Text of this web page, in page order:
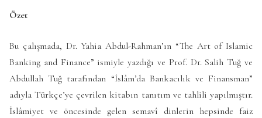
Özet
Bu çalışmada, Dr. Yahia Abdul-Rahman’ın “The Art of Islamic
Banking and Finance” ismiyle yazdığı ve Prof. Dr. Salih Tuğ ve
Abdullah Tuğ tarafından “İslâm’da Bankacılık ve Finansman”
adıyla Türkçe’ye çevrilen kitabın tanıtım ve tahlili yapılmıştır.
İslâmiyet ve öncesinde gelen semavî dinlerin hepsinde faiz